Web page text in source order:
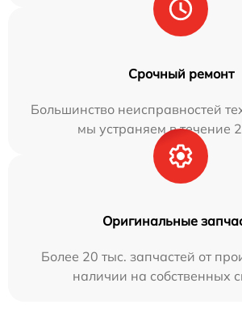
Срочный ремонт
Большинство неисправностей
мы устраняем в течение
Оригинальные
Более 20 тыс. запчастей от
наличии на собственных